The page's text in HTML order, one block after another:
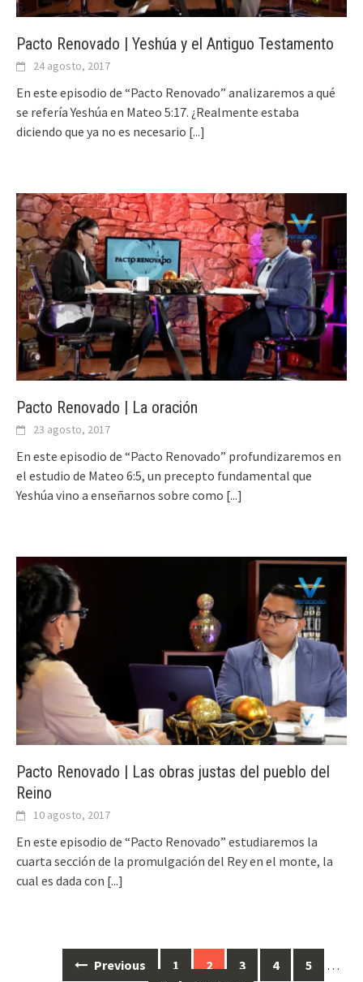
Pacto Renovado | Yeshúa y el Antiguo Testamento
24 agosto, 2017
En este episodio de “Pacto Renovado” analizaremos a qué
se refería Yeshúa en Mateo 5:17. ¿Realmente estaba
diciendo que ya no es necesario [...]
Pacto Renovado | La oración
23 agosto, 2017
En este episodio de “Pacto Renovado” profundizaremos en
el estudio de Mateo 6:5, un precepto fundamental que
Yeshúa vino a enseñarnos sobre como [...]
Pacto Renovado | Las obras justas del pueblo del
Reino
10 agosto, 2017
En este episodio de “Pacto Renovado” estudiaremos la
cuarta sección de la promulgación del Rey en el monte, la
cual es dada con [...]
Previous 1 2 3 4 5
…